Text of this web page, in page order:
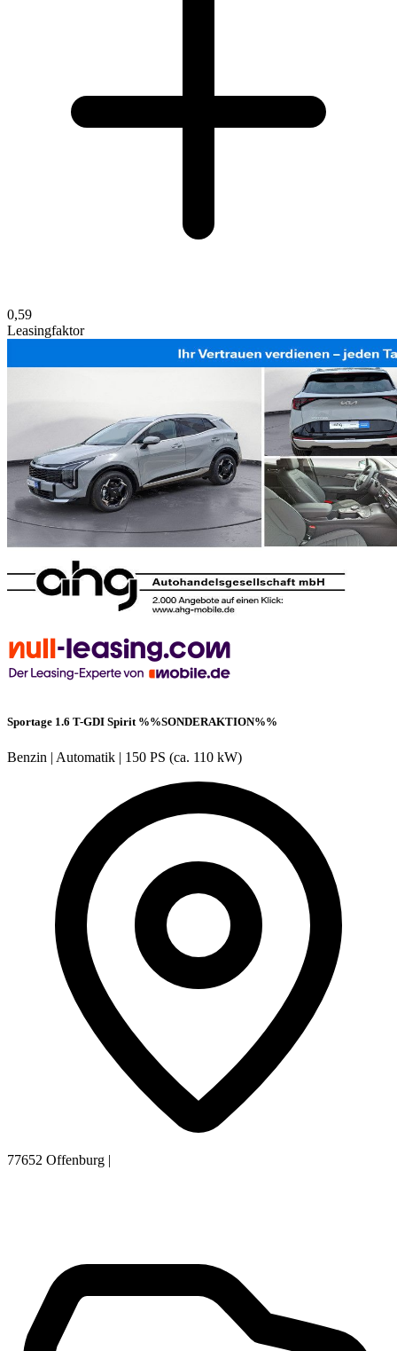
0,59
Leasingfaktor
Sportage 1.6 T-GDI Spirit %%SONDERAKTION%%
Benzin | Automatik | 150 PS (ca. 110 kW)
77652 Offenburg |